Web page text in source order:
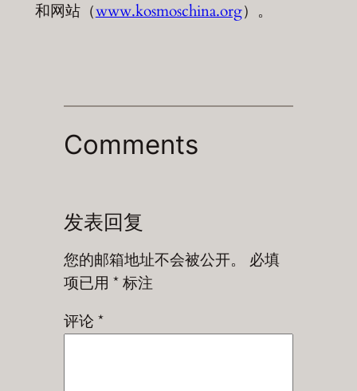
和网站（www.kosmoschina.org）。
Comments
发表回复
您的邮箱地址不会被公开。
必填
项已用 *标注
评论 *